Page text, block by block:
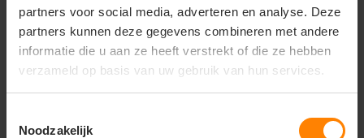
partners voor social media, adverteren en analyse. Deze
partners kunnen deze gegevens combineren met andere
informatie die u aan ze heeft verstrekt of die ze hebben
verzameld op basis van uw gebruik van hun services.
Noodzakelijk
Dit vind je misschien ook leuk
Items van productcarrousel